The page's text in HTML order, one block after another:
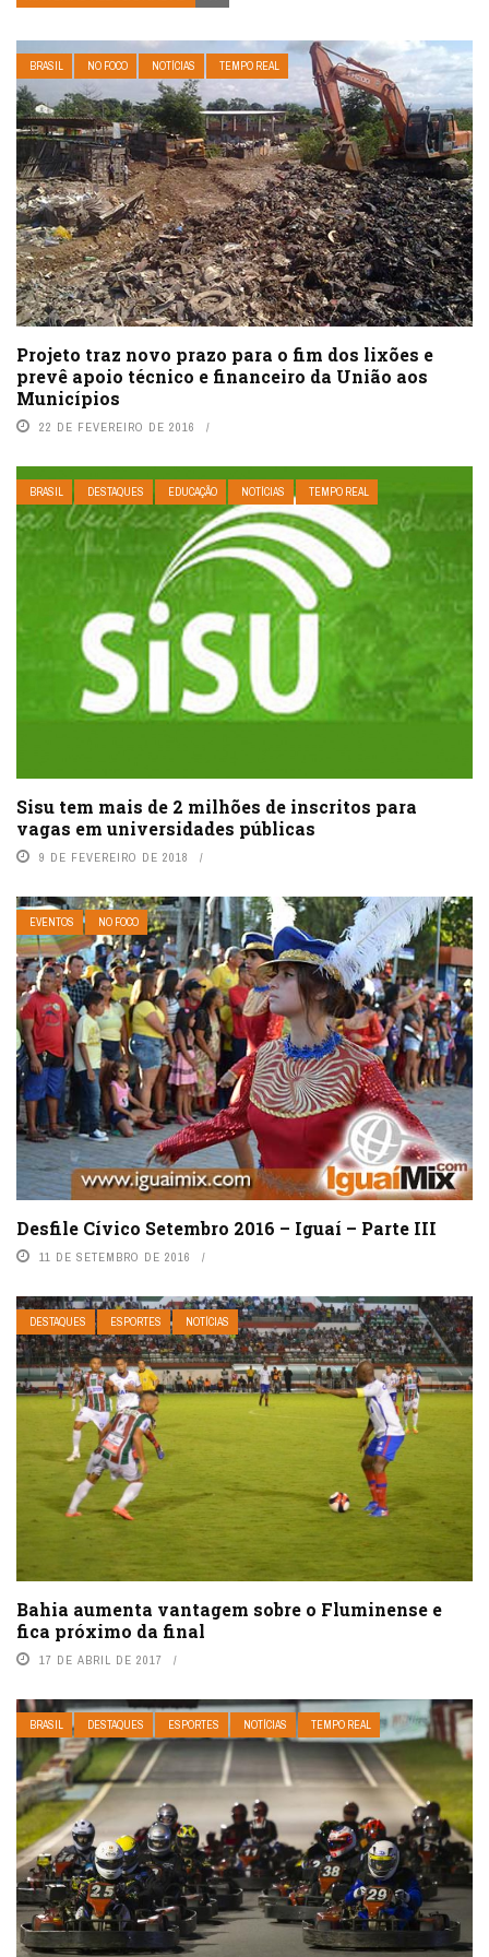
BRASIL NO FOCO NOTÍCIAS TEMPO REAL
Projeto traz novo prazo para o fim dos lixões e
prevê apoio técnico e financeiro da União aos
Municípios
22 DE FEVEREIRO DE 2016
BRASIL DESTAQUES EDUCAÇÃO NOTÍCIAS TEMPO REAL
Sisu tem mais de 2 milhões de inscritos para
vagas em universidades públicas
9 DE FEVEREIRO DE 2018
EVENTOS NO FOCO
Desfile Cívico Setembro 2016 – Iguaí – Parte III
11 DE SETEMBRO DE 2016
DESTAQUES ESPORTES NOTÍCIAS
Bahia aumenta vantagem sobre o Fluminense e
fica próximo da final
17 DE ABRIL DE 2017
BRASIL DESTAQUES ESPORTES NOTÍCIAS TEMPO REAL